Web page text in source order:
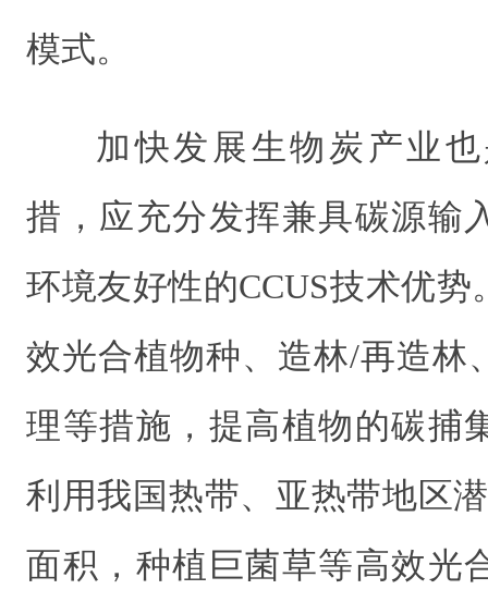
模式。
加快发展生物炭产业
措，应充分发挥兼具碳源输
环境友好性的CCUS技术优
效光合植物种、造林/再造林
理等措施，提高植物的碳捕
利用我国热带、亚热带地区
面积，种植巨菌草等高效光